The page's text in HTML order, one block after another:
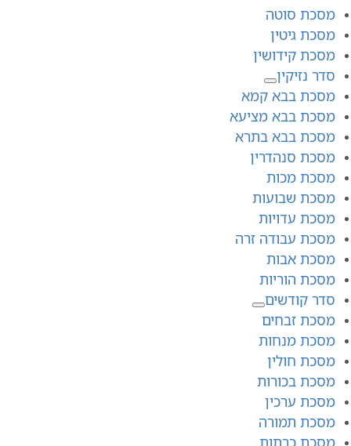
מסכת סוטה
מסכת גיטין
מסכת קידושין
סדר נזיקין
מסכת בבא קמא
מסכת בבא מציעא
מסכת בבא בתרא
מסכת סנהדרין
מסכת מכות
מסכת שבועות
מסכת עדויות
מסכת עבודה זרה
מסכת אבות
מסכת הוריות
סדר קודשים
מסכת זבחים
מסכת מנחות
מסכת חולין
מסכת בכורות
מסכת ערכין
מסכת תמורה
מסכת כרתות